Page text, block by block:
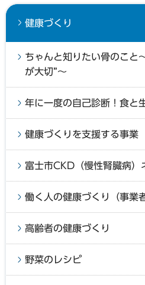
健康づくり
ちゃんと知りたい骨のこと
が大切”～
年に一度の自己診断！食と
健康づくりを支援する事業
富士市CKD（慢性腎臓病）
働く人の健康づくり（事業
高齢者の健康づくり
野菜のレシピ